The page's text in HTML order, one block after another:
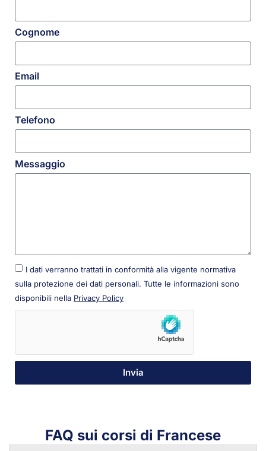
Cognome
Email
Telefono
Messaggio
I dati verranno trattati in conformità alla vigente normativa
sulla protezione dei dati personali. Tutte le informazioni sono
disponibili nella Privacy Policy
Invia
FAQ sui corsi di Francese